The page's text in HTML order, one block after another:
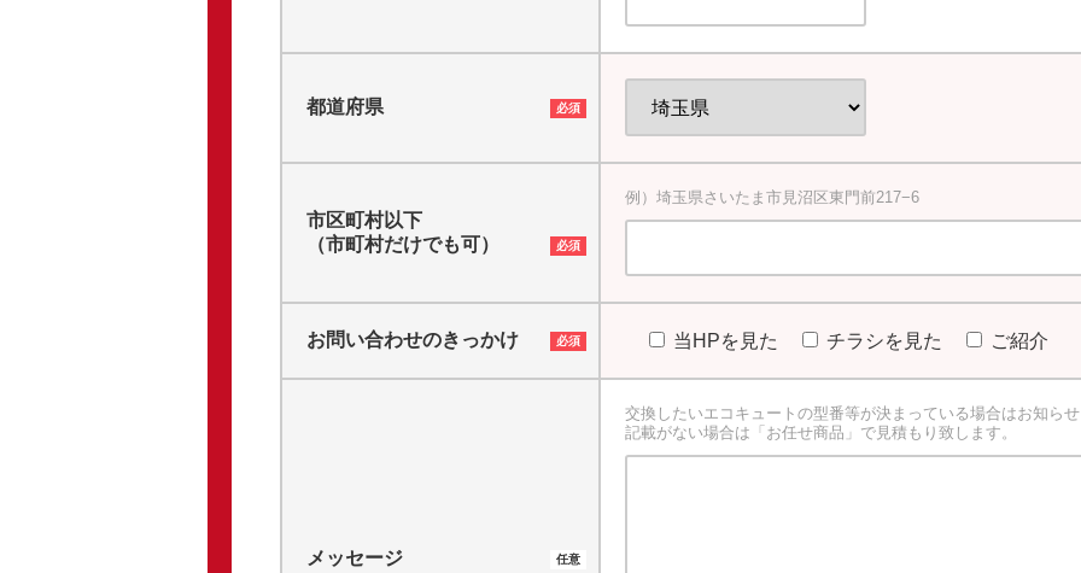
都道府県
市区町村以下
（市町村だけでも可）
例）埼玉県さいたま市見沼区東門前217−6
お問い合わせのきっかけ 当HPを見た チラシを見た ご紹介
メッセージ
交換したいエコキュートの型番等が決まっている場合はお知ら
記載がない場合は「お任せ商品」で見積もり致します。